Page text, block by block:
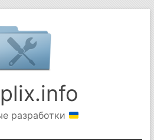
разработки